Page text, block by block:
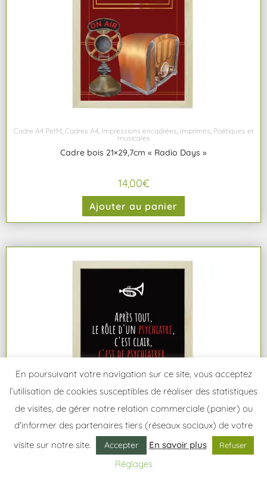
Cadre A4 PetM, Cadres A4, Impressions encadrées, Imprimés, Poétiques et
musicales
Cadre bois 21×29,7cm « Radio Days »
14,00€
Ajouter au panier
Cadre A4 citation, Cadres A4,Citations Impressions encadrées ,Imprimés
Cadre bois A4 Vian « Après tout, le rôle d’un psychiatre… »
En poursuivant votre navigation sur ce site, vous acceptez
l’utilisation de cookies susceptibles de réaliser des statistiques
de visites, de gérer notre relation commerciale (panier) ou
d'informer des partenaires tiers (réseaux sociaux) de votre
visite sur notre site.
Accepter En savoir plus Refuser
Réglages